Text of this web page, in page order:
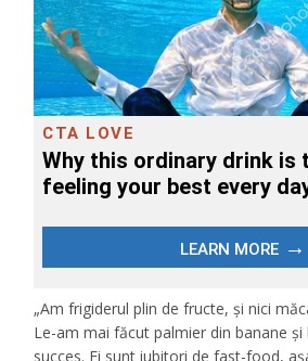
„Am frigiderul plin de fructe, și nici
Le-am mai făcut palmier din banane și
succes. Ei sunt iubitori de fast-food,